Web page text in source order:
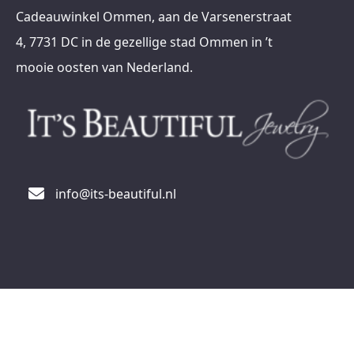
Cadeauwinkel Ommen, aan de Varsenerstraat
4, 7731 DC in de gezellige stad Ommen in ’t
mooie oosten van Nederland.
info@its-beautiful.nl